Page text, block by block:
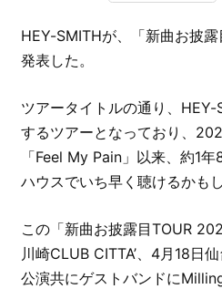
HEY-SMITHが、「新曲お披
発表した。
ツアータイトルの通り、HEY-
するツアーとなっており、
「Feel My Pain」以来、約1
ハウスでいち早く聴けるかもし
この「新曲お披露目TOUR
川崎CLUB CITTA’、4月18日
公演共にゲストバンドに